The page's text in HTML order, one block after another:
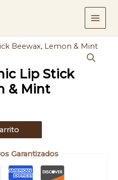
Lip Stick
& Mint
Garantizados